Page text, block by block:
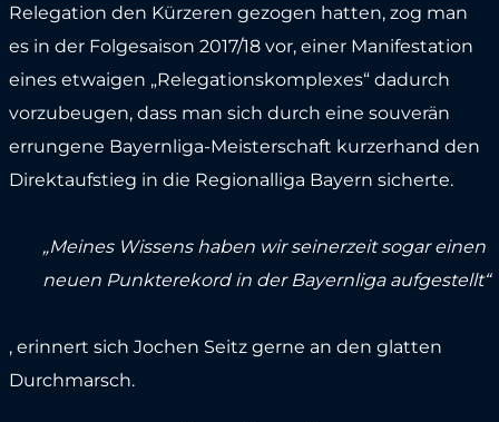
Relegation den Kürzeren gezogen hatten, zog man
es in der Folgesaison 2017/18 vor, einer Manifestation
eines etwaigen „Relegationskomplexes“ dadurch
vorzubeugen, dass man sich durch eine souverän
errungene Bayernliga-Meisterschaft kurzerhand den
Direktaufstieg in die Regionalliga Bayern sicherte.
„Meines Wissens haben wir seinerzeit sogar einen
neuen Punkterekord in der Bayernliga aufgestellt“
, erinnert sich Jochen Seitz gerne an den glatten
Durchmarsch.